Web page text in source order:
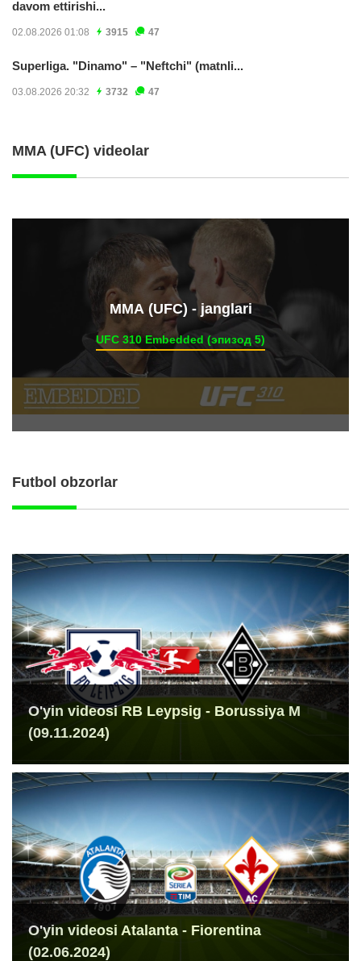
davom ettirishi...
02.08.2026 01:08 3915 47
Superliga. "Dinamo" – "Neftchi" (matnli...
03.08.2026 20:32 3732 47
MMA (UFC) videolar
ММА (UFC) - janglari
UFC 310 Embedded (эпизод 5)
Futbol obzorlar
O'yin videosi RB Leypsig - Borussiya M
(09.11.2024)
O'yin videosi Atalanta - Fiorentina
(02.06.2024)